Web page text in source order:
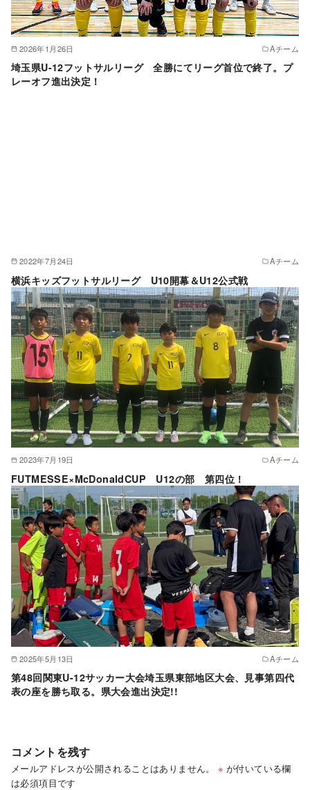
2026年1月26日 Aチーム
埼玉県U-12フットサルリーグ 全勝にてリーグ首位で終了。プ
レーオフ進出決定！
2022年7月24日 Aチーム
横浜キッズフットサルリーグ U10開幕＆U12公式戦
2023年7月19日 Aチーム
FUTMESSE×McDonaldCUP U12の部 第四位！
2025年5月13日 Aチーム
第48回関東U-12サッカー大会埼玉県東部地区大会、見事第四代
表の座を勝ち取る。県大会進出決定!!
コメントを残す
メールアドレスが公開されることはありません。 ※ が付いている欄
は必須項目です